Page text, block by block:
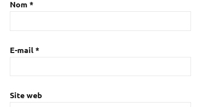
Nom *
E-mail*
Site web